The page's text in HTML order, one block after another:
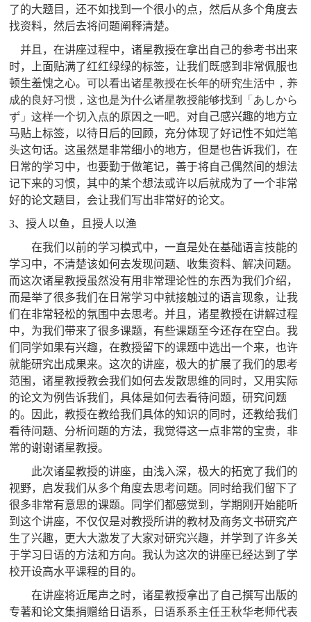
了的大题目，还不如找到一个很小的点，然后从多个角度去
找资料，然后去将问题阐释清楚。
并且，在讲座过程中，诸星教授在拿出自己的参考书出来
时，上面贴满了红红绿绿的标签，让我们既感到非常佩服也
顿生羞愧之心。可以看出诸星教授在长年的研究生活中，养
成的良好习惯，这也是为什么诸星教授能够找到
「あしから
ず」这样一个切入点的原因之一吧。 对自己感兴趣的地方立
马贴上标签，以待日后的回顾，充分体现了好记性不如烂笔
头这句话。这虽然是非常细小的地方，但是也告诉我们，在
日常的学习中，也要勤于做笔记，善于将自己偶然间的想法
记下来的习惯，其中的某个想法或许以后就成为了一个非常
好的论文题目，会让我们写出非常好的论文。
3、授人以鱼，且授人以渔
在我们以前的学习模式中，一直是处在基础语言技能的
学习中，不清楚该如何去发现问题、收集资料、解决问题。
而这次诸星教授虽然没有用非常理论性的东西为我们介绍，
而是举了很多我们在日常学习中就接触过的语言现象，让我
们在非常轻松的氛围中去思考。并且，诸星教授在讲解过程
中，为我们带来了很多课题，有些课题至今还存在空白。我
们同学如果有兴趣，在教授留下的课题中选出一个来，也许
就能研究出成果来。这次的讲座，极大的扩展了我们的思考
范围，诸星教授教会我们如何去发散思维的同时，又用实际
的论文为例告诉我们，具体是如何去看待问题，研究问题
的。因此，教授在教给我们具体的知识的同时，还教给我们
看待问题、分析问题的方法，我觉得这一点非常的宝贵，非
常的谢谢诸星教授。
此次诸星教授的讲座，由浅入深，极大的拓宽了我们的
视野，启发我们从多个角度去思考问题。同时给我们留下了
很多非常有意思的课题。同学们都感觉到，学期刚开始能听
到这个讲座，不仅仅是对教授所讲的教材及商务文书研究产
生了兴趣，更大大激发了大家对研究兴趣，并学到了许多关
于学习日语的方法和方向。我认为这次的讲座已经达到了学
校开设高水平课程的目的。
在讲座将近尾声之时，诸星教授拿出了自己撰写出版的
专著和论文集捐赠给日语系，日语系系主任王秋华老师代表